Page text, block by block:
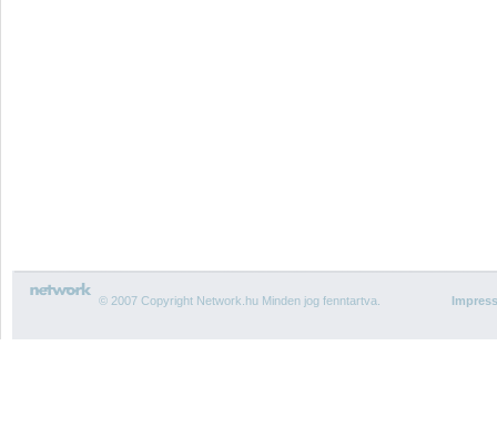
© 2007 Copyright Network.hu Minden jog fenntartva.